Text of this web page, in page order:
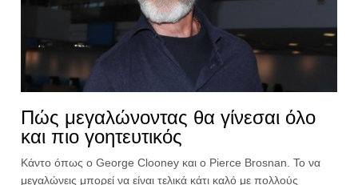
Πώς μεγαλώνοντας θα γίνεσαι όλο
και πιο γοητευτικός
Κάντο όπως ο George Clooney και ο Pierce Brosnan. Το να
μεγαλώνεις μπορεί να είναι τελικά κάτι καλό με πολλούς